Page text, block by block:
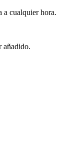
a cualquier hora.
añadido.